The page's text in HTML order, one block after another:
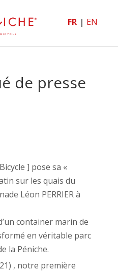
FR EN
de presse
] pose sa «
sur les quais du
Léon PERRIER à
container marin de
en véritable parc
la Péniche.
, notre première